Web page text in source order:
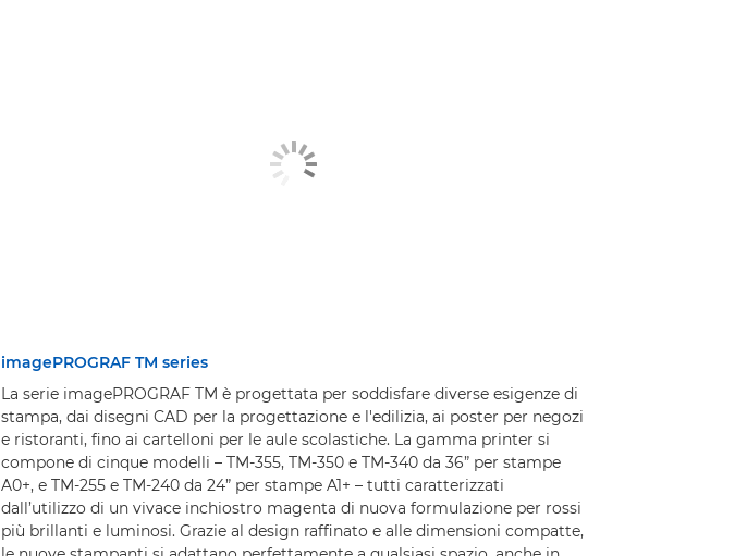
imagePROGRAF TM series
La serie imagePROGRAF TM è progettata per soddisfare diverse esigenze di
stampa, dai disegni CAD per la progettazione e l'edilizia, ai poster per negozi
e ristoranti, fino ai cartelloni per le aule scolastiche. La gamma printer si
compone di cinque modelli – TM-355, TM-350 e TM-340 da 36” per stampe
A0+, e TM-255 e TM-240 da 24” per stampe A1+ – tutti caratterizzati
dall’utilizzo di un vivace inchiostro magenta di nuova formulazione per rossi
più brillanti e luminosi. Grazie al design raffinato e alle dimensioni compatte,